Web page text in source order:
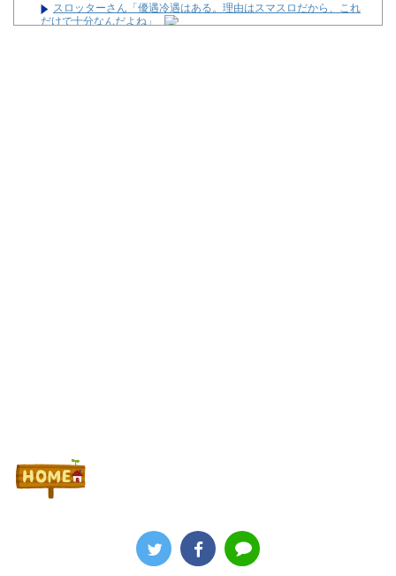
スロッターさん「優遇冷遇はある。理由はスマスロだから、これ
だけで十分なんだよね」